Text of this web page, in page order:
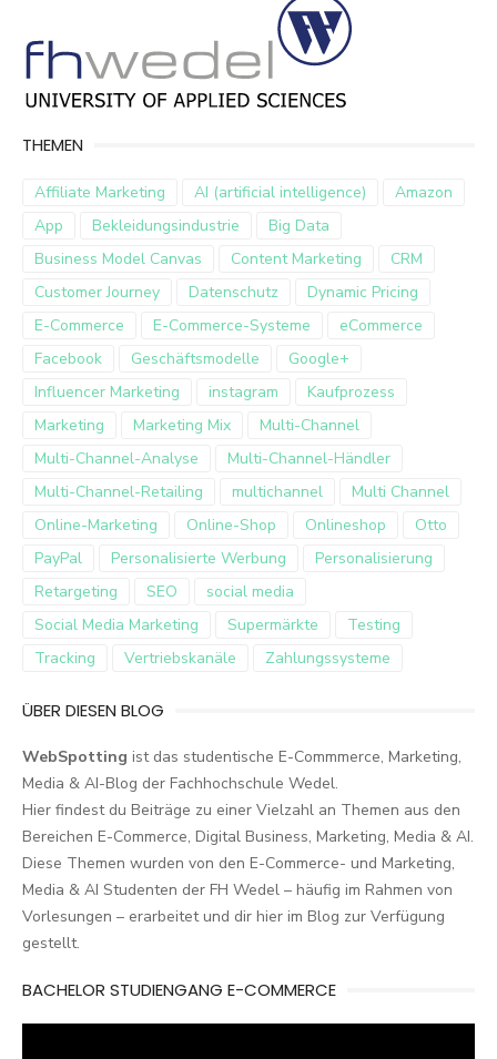
THEMEN
Affiliate Marketing AI (artificial intelligence)
Amazon
App
Bekleidungsindustrie
Big Data
Business Model Canvas
Content Marketing
CRM
Customer Journey
Datenschutz
Dynamic Pricing
E-Commerce
E-Commerce-Systeme
eCommerce
Facebook
Geschäftsmodelle
Google+
Influencer Marketing
instagram
Kaufprozess
Marketing
Marketing Mix
Multi-Channel
Multi-Channel-Analyse
Multi-Channel-Händler
Multi-Channel-Retailing
multichannel
Multi Channel
Online-Marketing
Online-Shop Onlineshop
Otto
PayPal
Personalisierte Werbung
Personalisierung
Retargeting
SEO
social media
Social Media Marketing
Supermärkte
Testing
Tracking
Vertriebskanäle Zahlungssysteme
ÜBER DIESEN BLOG
WebSpotting ist das studentische E-Commmerce, Marketing,
Media & AI-Blog der Fachhochschule Wedel.
Hier findest du Beiträge zu einer Vielzahl an Themen aus den
Bereichen E-Commerce, Digital Business, Marketing, Media & AI.
Diese Themen wurden von den E-Commerce- und Marketing,
Media & AI Studenten der FH Wedel – häufig im Rahmen von
Vorlesungen – erarbeitet und dir hier im Blog zur Verfügung
gestellt.
BACHELOR STUDIENGANG E-COMMERCE